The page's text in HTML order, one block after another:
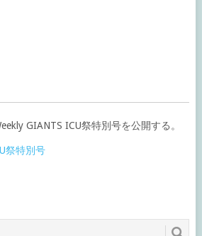
GIANTS ICU祭特別号を公開する。
祭特別号